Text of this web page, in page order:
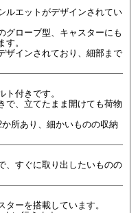
ルエットがデザインされてい
グローブ型、キャスターにも
す。
ザインされており、細部まで
付きです。
で、立てたまま開けても荷物
所あり、細かいものの収納
、すぐに取り出したいものの
ーを搭載しています。